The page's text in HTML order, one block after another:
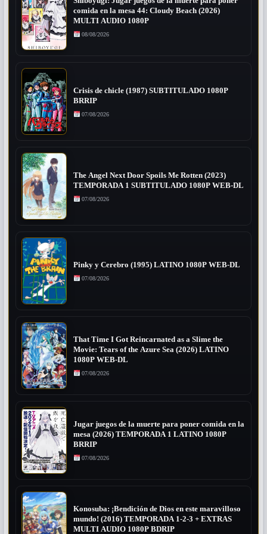
comida en la mesa 44: Cloudy Beach (2026)
MULTI AUDIO 1080P
08/08/2026
Crisis de chicle (1987) SUBTITULADO 1080P
BRRIP
07/08/2026
The Angel Next Door Spoils Me Rotten (2023)
TEMPORADA 1 SUBTITULADO 1080P WEB-DL
07/08/2026
Pinky y Cerebro (1995) LATINO 1080P WEB-DL
07/08/2026
That Time I Got Reincarnated as a Slime the
Movie: Tears of the Azure Sea (2026) LATINO
1080P WEB-DL
07/08/2026
Jugar juegos de la muerte para poner comida en la
mesa (2026) TEMPORADA 1 LATINO 1080P
BRRIP
07/08/2026
Konosuba: ¡Bendición de Dios en este maravilloso
mundo! (2016) TEMPORADA 1-2-3 + EXTRAS
MULTI AUDIO 1080P BDRIP